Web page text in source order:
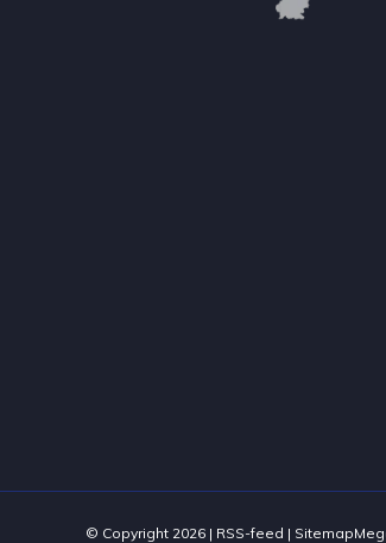
© Copyright 2026 | RSS-feed | Sitemap